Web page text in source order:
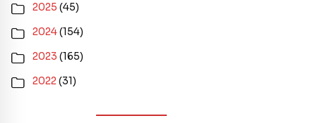
2025 (45)
2024(154)
2023 (165)
2022(31)